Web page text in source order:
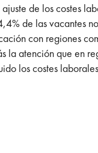
de los costes
de las vacantes
con regiones
la atención que en
los costes